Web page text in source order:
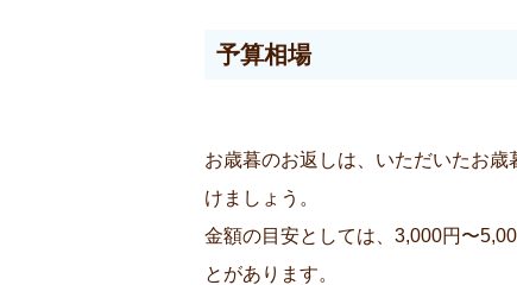
予算相場
お歳暮のお返しは、いただいたお
けましょう。
金額の目安としては、3,000円〜
とがあります。